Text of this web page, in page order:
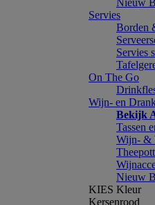
Nieuw
Servies
Borden
Servies
On The Go
Wijn- en
Bekijk
Tassen
Wijn- &
Nieuw
KIES Kleur
Kersenrood